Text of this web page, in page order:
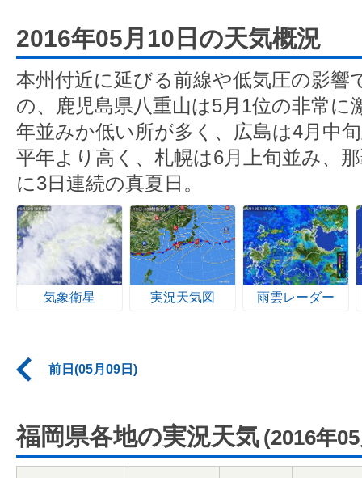
2016年05月10日の天気概況
本州付近に延びる前線や低気圧の影響
の、鹿児島県八重山は5月1位の非常に
年並みか低い所が多く、広島は4月中
平年より高く、札幌は6月上旬並み、
に3日連続の真夏日。
気象衛星 実況天気図 雨雲レーダー
前日(05月09日)
福岡県各地の実況天気 (2016年